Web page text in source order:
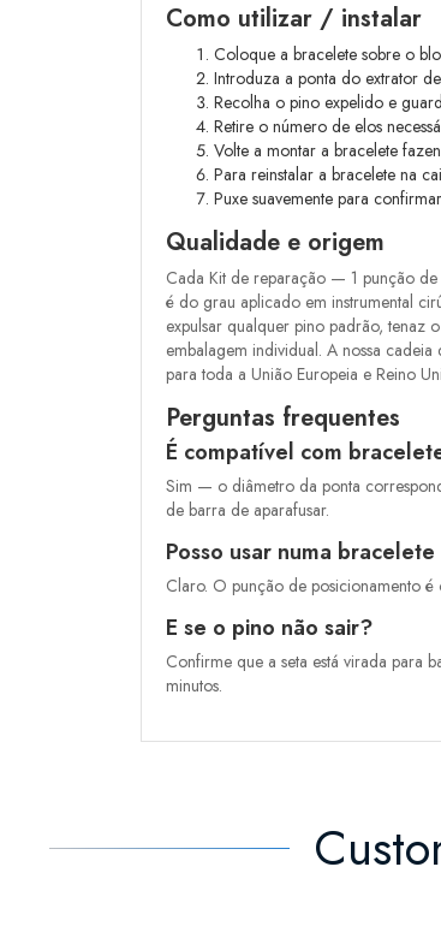
Como utilizar / instalar
Coloque a bracelete sobre o
Introduza a ponta do extrator
Recolha o pino expelido e
Retire o número de elos
Volte a montar a bracelete
Para reinstalar a bracelete na
Puxe suavemente para
Qualidade e origem
Cada Kit de reparação — 1 punção
é do grau aplicado em instrumental
expulsar qualquer pino padrão, tenaz
embalagem individual. A nossa
para toda a União Europeia e Reino
Perguntas frequentes
É compatível com
Sim — o diâmetro da ponta
de barra de aparafusar.
Posso usar numa
Claro. O punção de posicionamento
E se o pino não sair?
Confirme que a seta está virada para
minutos.